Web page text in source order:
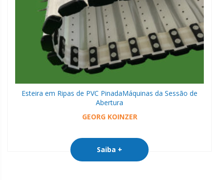
Esteira em Ripas de PVC PinadaMáquinas da Sessão de
Abertura
GEORG KOINZER
Saiba +